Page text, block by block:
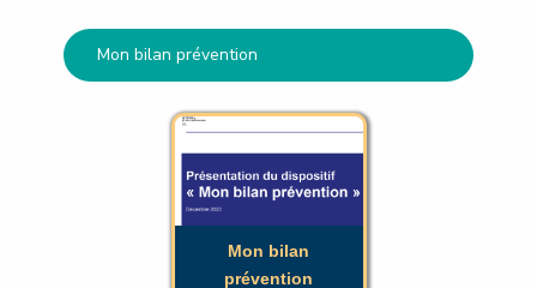
Mon bilan prévention
Mon bilan
prévention
prévention